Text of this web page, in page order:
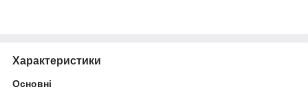
Характеристики
Основні